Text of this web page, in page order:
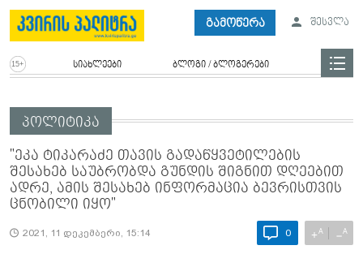
გამოწერა შესვლა
სიახლეები ბლოგი / ბლოგერები
პოლიტიკა
"ეკა ტიკარაძე თავის გადაწყვეტილების
შესახებ საუბრობდა გუნდის შიგნით დღეებით
ადრე, ამის შესახებ ინფორმაცია ბევრისთვის
ცნობილი იყო"
2021, 11 დეკემბერი, 15:14 0 +A −A